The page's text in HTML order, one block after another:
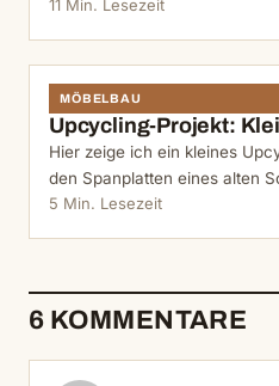
11 Min. Lesezeit
MÖBELBAU
Upcycling-Projekt:
Hier zeige ich ein kleines
den Spanplatten eines alten
5 Min. Lesezeit
6 KOMMENTARE